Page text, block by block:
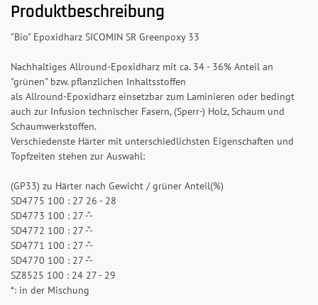
Produktbeschreibung
"Bio" Epoxidharz SICOMIN SR Greenpoxy 33
Nachhaltiges Allround-Epoxidharz mit ca. 34 - 36% Anteil an
"grünen" bzw. pflanzlichen Inhaltsstoffen
als Allround-Epoxidharz einsetzbar zum Laminieren oder bedingt
auch zur Infusion technischer Fasern, (Sperr-) Holz, Schaum und
Schaumwerkstoffen.
Verschiedenste Härter mit unterschiedlichsten Eigenschaften und
Topfzeiten stehen zur Auswahl:
(GP33) zu Härter nach Gewicht / grüner Anteil(%)
SD4775 100 : 27 26 - 28
SD4773 100 : 27 -“-
SD4772 100 : 27 -“-
SD4771 100 : 27 -“-
SD4770 100 : 27 -“-
SZ8525 100 : 24 27 - 29
*: in der Mischung